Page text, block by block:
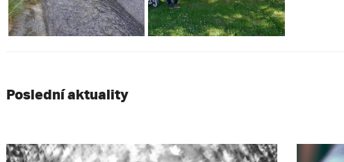
Poslední aktuality